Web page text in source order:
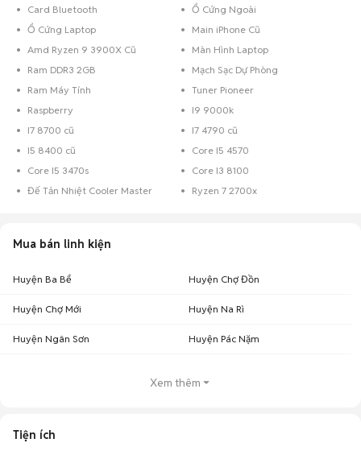
Card Bluetooth
Ổ Cứng Ngoài
Ổ Cứng Laptop
Main iPhone Cũ
Amd Ryzen 9 3900X Cũ
Màn Hình Laptop
Ram DDR3 2GB
Mạch Sạc Dự Phòng
Ram Máy Tính
Tuner Pioneer
Raspberry
I9 9000k
I7 8700 cũ
I7 4790 cũ
I5 8400 cũ
Core I5 4570
Core I5 3470s
Core I3 8100
Đế Tản Nhiệt Cooler Master
Ryzen 7 2700x
Mua bán linh kiện
Huyện Ba Bể Huyện Chợ Đồn
Huyện Chợ Mới Huyện Na Rì
Huyện Ngân Sơn Huyện Pác Nặm
Xem thêm
Tiện ích